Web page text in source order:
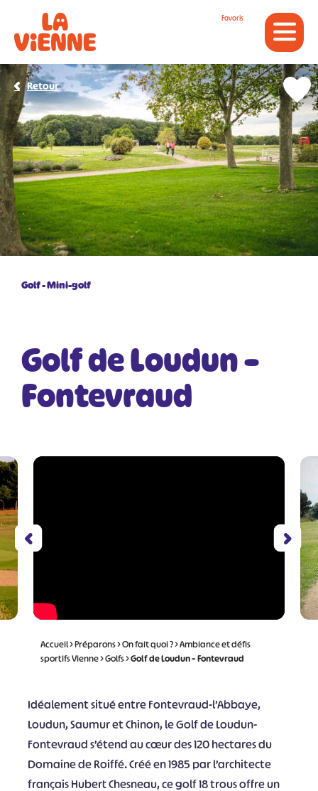
Favoris
Golf Mini-golf
Golf de Loudun –
Fontevraud
Retour
Accueil>Préparons>On fait quoi ?>Ambiance et défis
sportifs Vienne>Golfs>Golf de Loudun – Fontevraud
Idéalement situé entre Fontevraud-l’Abbaye,
Loudun, Saumur et Chinon, le Golf de Loudun-
Fontevraud s’étend au cœur des 120 hectares du
Domaine de Roiffé. Créé en 1985 par l’architecte
français Hubert Chesneau, ce golf 18 trous offre un